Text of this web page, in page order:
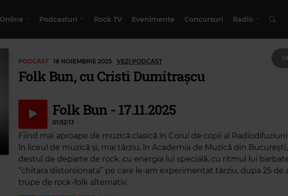
Podcasturi Rock TV Evenimente Concursuri Radio
PODCAST 18 NOIEMBRIE 2025 VEZI PODCAST
Folk Bun, cu Cristi Dumitrașcu
Folk Bun - 17.11.2025
01:52:13
Fiind mai aproape de muzică clasică în Corul de copii al
în liceul de muzică și, mai târziu, în Academia de Muzică din
destul de departe de rock, cu energia lui specială, cu ritmul lui
“chitara distorsionata” pe care le-am experimentat târziu, dupa 25 de
trupe de rock-folk alternativ.